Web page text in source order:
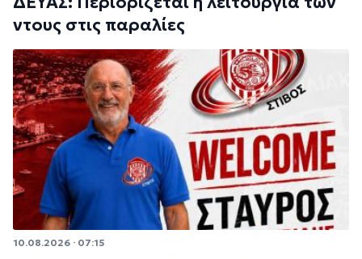
ντους στις παραλίες
10.08.2026 · 07:15